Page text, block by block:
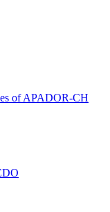
of APADOR-CH